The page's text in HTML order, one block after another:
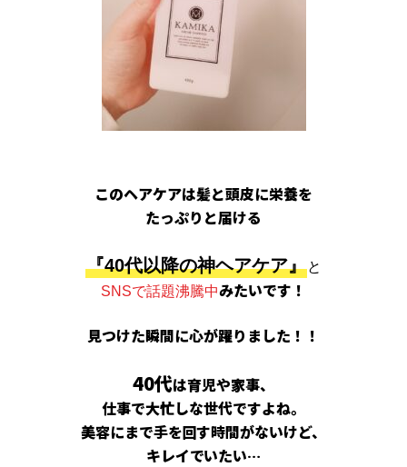
このヘアケアは髪と頭皮に栄養を
たっぷりと届ける
『40代以降の神ヘアケア』と
SNSで話題沸騰中みたいです！
見つけた瞬間に心が躍りました！！
40代は育児や家事、
仕事で大忙しな世代ですよね。
美容にまで手を回す時間がないけど、
キレイでいたい…